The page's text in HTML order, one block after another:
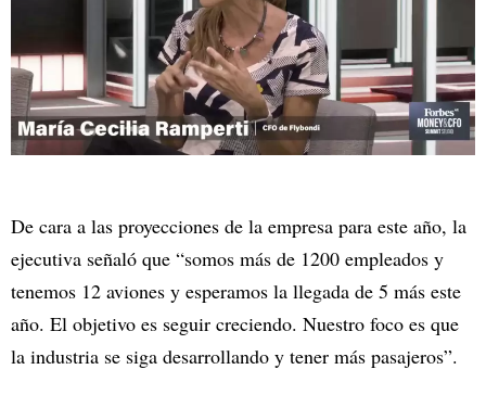
De cara a las proyecciones de la empresa para este año, la
ejecutiva señaló que “somos más de 1200 empleados y
tenemos 12 aviones y esperamos la llegada de 5 más este
año. El objetivo es seguir creciendo. Nuestro foco es que
la industria se siga desarrollando y tener más pasajeros”.